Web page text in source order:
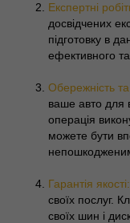
Експертні
досвідчених
підготовку в
ефективного
Обережність
ваше авто для
операція
можете бути
Гарантія якості:
своїх послуг.
своїх шин і